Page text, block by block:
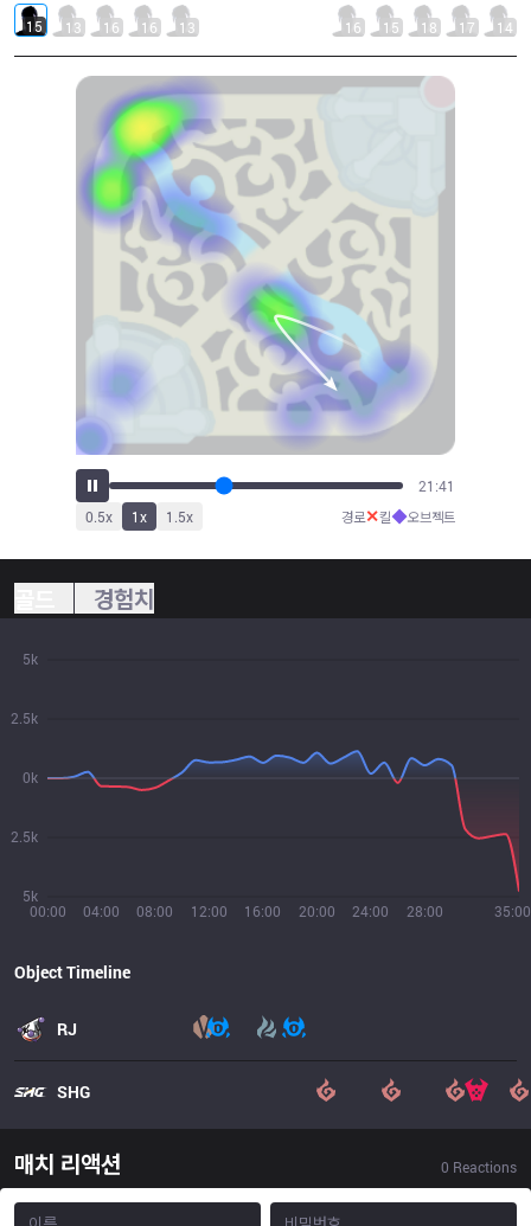
15 13 16 16 13 16 15 18 17 14
23:55
0.5x 1x 1.5x 경로✕킬◆오브젝트
경험치
00:00 04:00 08:00 12:00 16:00 20:00 24:00 28:00 35:00
5k
2.5k
0k
2.5k
5k
Object Timeline
RJ
SHG
매치 리액션 0 Reactions